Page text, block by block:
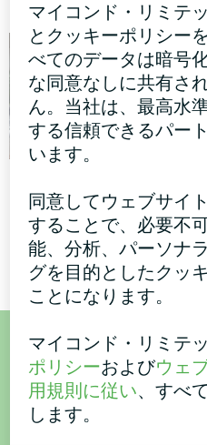
モジュラーヒートポンプ
MCUシリーズ
ご購入また
ら
マイコンド・リミテ
とクッキーポリシー
べてのデータは暗号
な同意なしに共有さ
ん。当社は、最高水
する信頼できるパー
います。
同意してウェブサイ
することで、必要不
能、分析、パーソナ
グを目的としたクッ
ことになります。
マイコンド・リミテッ
ポリシーおよびウェ
用規則に従い、すべ
します。